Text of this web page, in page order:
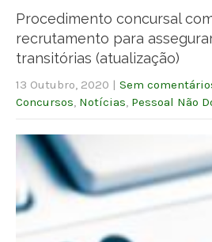
Procedimento concursal
recrutamento para
transitórias (atualização)
13 Outubro, 2020 | Sem
Concursos Notícias Pessoal Não